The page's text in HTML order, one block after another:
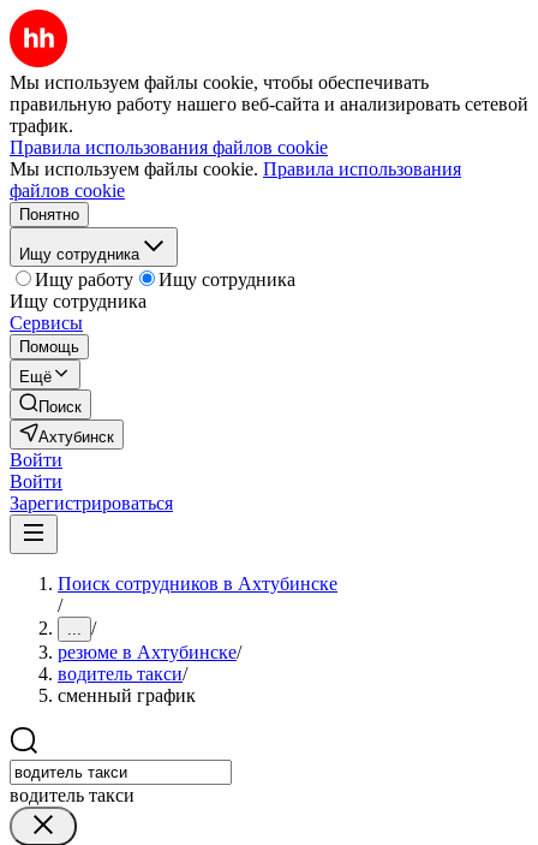
Мы используем файлы cookie, чтобы обеспечивать
правильную работу нашего веб-сайта и анализировать сетевой
трафик.
Правила использования файлов cookie
Мы используем файлы cookie. Правила использования
файлов cookie
Понятно
Ищу сотрудника
Ищу работу
Ищу сотрудника
Ищу сотрудника
Сервисы
Помощь
Ещё
Поиск
Ахтубинск
Войти
Войти
Зарегистрироваться
Поиск сотрудников в Ахтубинске
/
... /
резюме в Ахтубинске/
водитель такси/
сменный график
водитель такси